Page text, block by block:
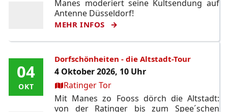
Manes moderiert seine Kultsendung auf
Antenne Düsseldorf!
MEHR INFOS
04
OKT
04
OKT
Dorfschönheiten - die Altstadt-Tour
4 Oktober 2026, 10 Uhr
Ort:Ratinger Tor
Mit Manes zo Fooss dörch die Altstadt:
von der Ratinger bis zum Spee´schen